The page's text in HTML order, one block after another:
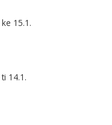
ke 15.1.
ti 14.1.